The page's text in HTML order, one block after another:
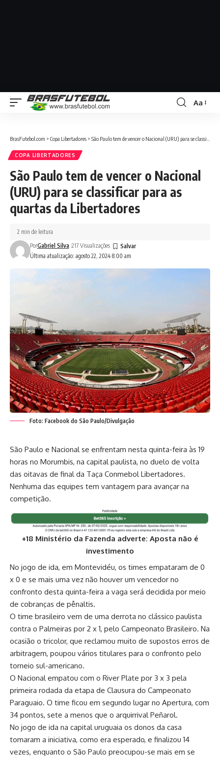
Aa
BrasFutebol.com > Copa Libertadores > São Paulo tem de vencer o Nacional (URU) para se classificar para as quartas da Libertadores
COPA LIBERTADORES
São Paulo tem de vencer o Nacional
(URU) para se classificar para as
quartas da Libertadores
Última atualização: agosto 22, 2024 8:00 am
PorGabriel Silva 217 Visualizações
2 min de leitura
Foto: Facebook do São Paulo/Divulgação
São Paulo e Nacional se enfrentam nesta quinta-feira às 19
horas no Morumbis, na capital paulista, no duelo de volta
das oitavas de final da Taça Conmebol Libertadores.
Nenhuma das equipes tem vantagem para avançar na
competição.
+18 Ministério da Fazenda adverte: Aposta não é
investimento
No jogo de ida, em Montevidéu, os times empataram de 0
x 0 e se mais uma vez não houver um vencedor no
confronto desta quinta-feira a vaga será decidida por meio
de cobranças de pênaltis.
O time brasileiro vem de uma derrota no clássico paulista
contra o Palmeiras por 2 x 1, pelo Campeonato Brasileiro. Na
ocasião o tricolor, que reclamou muito de supostos erros de
arbitragem, poupou vários titulares para o confronto pelo
torneio sul-americano.
O Nacional empatou com o River Plate por 3 x 3 pela
primeira rodada da etapa de Clausura do Campeonato
Paraguaio. O time ficou em segundo lugar no Apertura, com
34 pontos, sete a menos que o arquirrival Peñarol.
No jogo de ida na capital uruguaia os donos da casa
tomaram a iniciativa, como era esperado, e finalizou 14
vezes, enquanto o São Paulo preocupou-se mais em se